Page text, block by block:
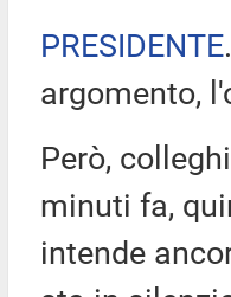
PRESIDENTE
argomento,
Però,
minuti fa,
intende